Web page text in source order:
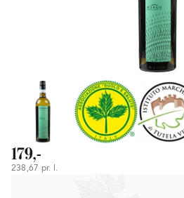
179,-
238,67 pr. l.